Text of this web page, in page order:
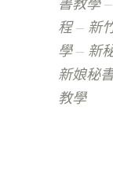
書教學
程
新
學
新
新娘秘
教學